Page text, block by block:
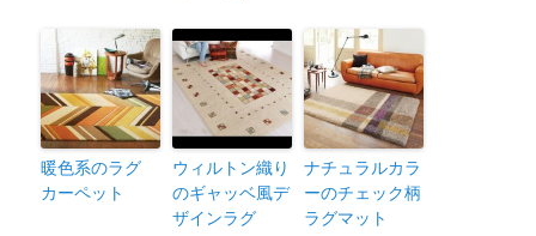
暖色系のラグ
カーペット
ウィルトン織り
のギャッベ風デ
ザインラグ
ナチュラルカラ
ーのチェック柄
ラグマット